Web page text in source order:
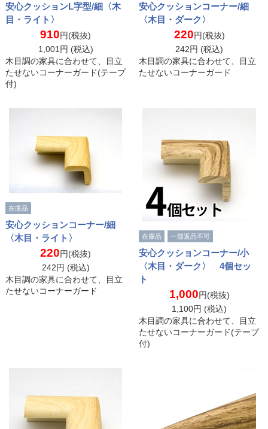
安心クッションL字型/細〈木
目・ライト〉
910円(税抜)
1,001 円 (税込)
木目調の家具に合わせて、目立
たせないコーナーガード(テープ
付)
安心クッションコーナー/細
〈木目・ダーク〉
220円(税抜)
242円 (税込)
木目調の家具に合わせて、目立
たせないコーナーガード
在庫品
安心クッションコーナー/細
〈木目・ライト〉
220円(税抜)
242円 (税込)
木目調の家具に合わせて、目立
たせないコーナーガード
在庫品 一部返品不可
安心クッションコーナー/小
〈木目・ダーク〉 4個セッ
ト
1,000円(税抜)
1,100円 (税込)
木目調の家具に合わせて、目立
たせないコーナーガード(テープ
付)